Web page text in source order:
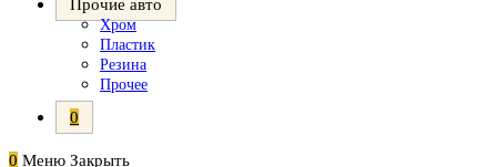
Прочие авто
Хром
Пластик
Резина
Прочее
0
0 Меню Закрыть